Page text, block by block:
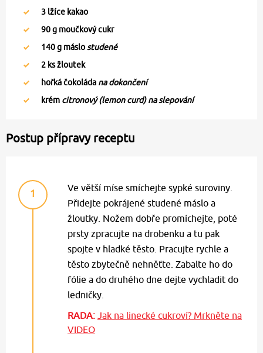
3 lžíce kakao
90g moučkový cukr
140g máslo studené
2 ks žloutek
hořká čokoláda na dokončení
krém citronový (lemon curd) na slepování
Postup přípravy receptu
1
Ve větší míse smíchejte sypké suroviny.
Přidejte pokrájené studené máslo a
žloutky. Nožem dobře promíchejte, poté
prsty zpracujte na drobenku a tu pak
spojte v hladké těsto. Pracujte rychle a
těsto zbytečně nehněťte. Zabalte ho do
fólie a do druhého dne dejte vychladit do
ledničky.
RADA: Jak na linecké cukroví? Mrkněte na
VIDEO